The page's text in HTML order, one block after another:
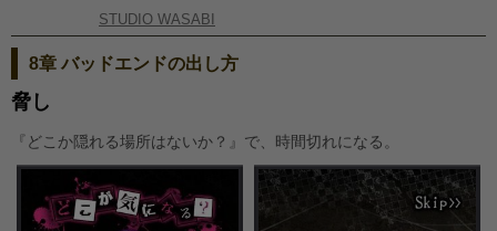
STUDIO WASABI
8章 バッドエンドの出し方
脅し
『どこか隠れる場所はないか？』で、時間切れになる。